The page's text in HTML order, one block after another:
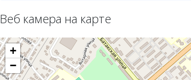
Веб камера на карте
+
−